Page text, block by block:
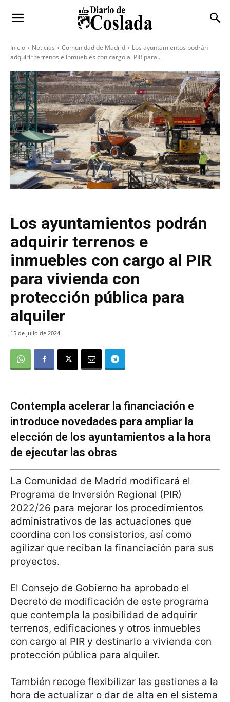
Inicio Noticias Comunidad de Madrid
Los ayuntamientos podrán
adquirir terrenos e inmuebles con cargo al PIR para...
Los ayuntamientos podrán
adquirir terrenos e
inmuebles con cargo al PIR
para vivienda con
protección pública para
alquiler
15 de julio de 2024
Contempla acelerar la financiación e
introduce novedades para ampliar la
elección de los ayuntamientos a la hora
de ejecutar las obras
La Comunidad de Madrid modificará el
Programa de Inversión Regional (PIR)
2022/26 para mejorar los procedimientos
administrativos de las actuaciones que
coordina con los consistorios, así como
agilizar que reciban la financiación para sus
proyectos.
El Consejo de Gobierno ha aprobado el
Decreto de modificación de este programa
que contempla la posibilidad de adquirir
terrenos, edificaciones y otros inmuebles
con cargo al PIR y destinarlo a vivienda con
protección pública para alquiler.
También recoge flexibilizar las gestiones a la
hora de actualizar o dar de alta en el sistema